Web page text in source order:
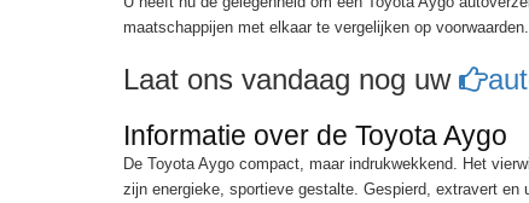
maatschappijen met elkaar te vergelijken op
Laat ons vandaag nog uw
Informatie over de Toyota Aygo
De Toyota Aygo compact, maar indrukwekkend. Het
zijn energieke, sportieve gestalte. Gespierd, extravert en